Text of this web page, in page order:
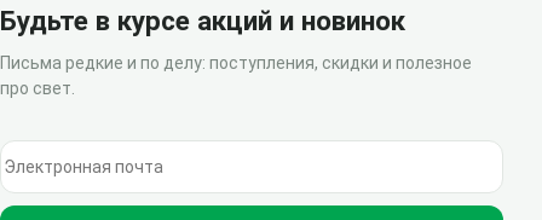
Будьте в курсе акций и новинок
Письма редкие и по делу: поступления, скидки и полезное
про свет.
Электронная почта